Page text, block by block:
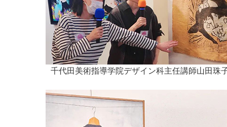
千代田美術指導学院デザイン科主任講師山田珠